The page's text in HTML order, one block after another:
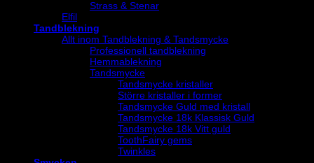
Strass & Stenar
Elfil
Tandblekning
Allt inom Tandblekning & Tandsmycke
Professionell tandblekning
Hemmablekning
Tandsmycke
Tandsmycke kristaller
Större kristaller i former
Tandsmycke Guld med kristall
Tandsmycke 18k Klassisk Guld
Tandsmycke 18k Vitt guld
ToothFairy gems
Twinkles